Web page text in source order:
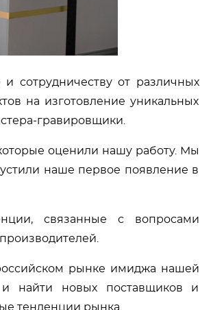
сотрудничеству от различных
на изготовление уникальных
гравировщики.
оценили нашу работу. Мы
наше первое появление в
связанные с вопросами
рынке имиджа нашей
и найти новых поставщиков и
тенденции рынка.